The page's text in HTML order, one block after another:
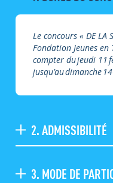
Le concours « DE LA
Fondation Jeunes en
compter du jeudi 11
jusqu’au dimanche
2. ADMISSIBILITÉ
3. MODE DE